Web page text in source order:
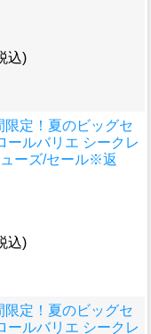
込)
定！夏のビッグセ
ールバリエ シークレ
ーズ/セール※返
込)
定！夏のビッグセ
ールバリエ シークレ